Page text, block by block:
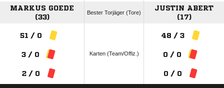
MARKUS GOEDE
(33)
Bester Torjäger (Tore)
JUSTIN ABERT
(17)
51 / 0
3 / 0
2 / 0
Karten (Team/Offiz.)
48 / 3
0 / 0
0 / 0